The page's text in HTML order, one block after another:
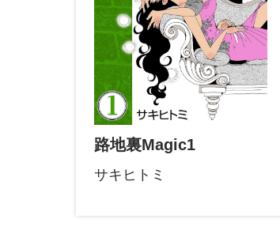
路地裏Magic1
サキヒトミ